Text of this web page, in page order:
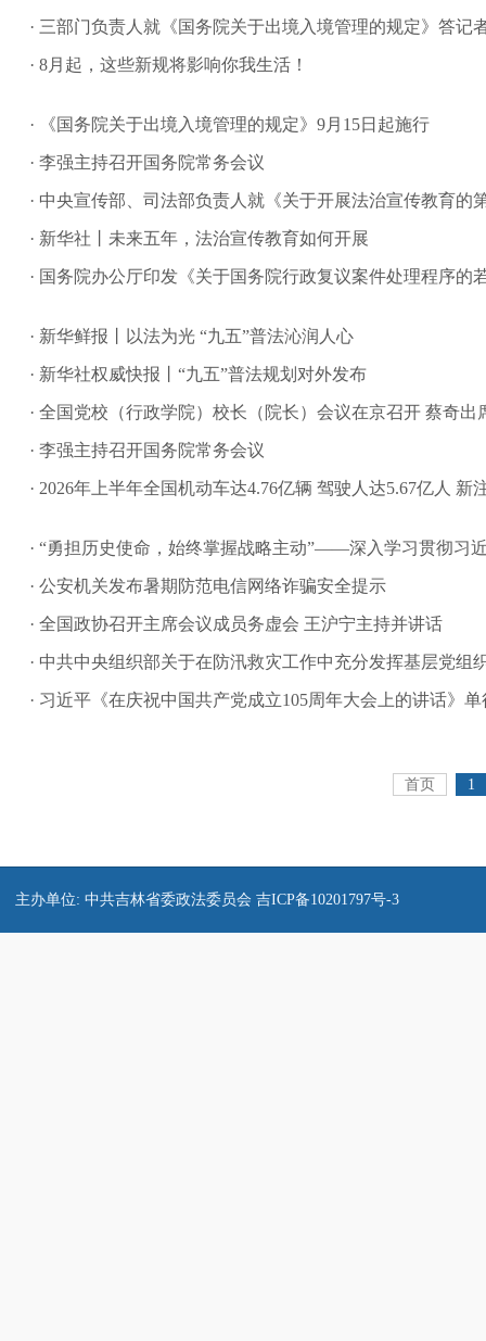
· 三部门负责人就《国务院关于出境入境管理的规定》答记
· 8月起，这些新规将影响你我生活！
· 《国务院关于出境入境管理的规定》9月15日起施行
· 李强主持召开国务院常务会议
· 中央宣传部、司法部负责人就《关于开展法治宣传教育的
· 新华社丨未来五年，法治宣传教育如何开展
· 国务院办公厅印发《关于国务院行政复议案件处理程序的
· 新华鲜报丨以法为光 “九五”普法沁润人心
· 新华社权威快报丨“九五”普法规划对外发布
· 全国党校（行政学院）校长（院长）会议在京召开 蔡奇出
· 李强主持召开国务院常务会议
· 2026年上半年全国机动车达4.76亿辆 驾驶人达5.67亿人 新
· “勇担历史使命，始终掌握战略主动”——深入学习贯彻习
· 公安机关发布暑期防范电信网络诈骗安全提示
· 全国政协召开主席会议成员务虚会 王沪宁主持并讲话
· 中共中央组织部关于在防汛救灾工作中充分发挥基层党组
· 习近平《在庆祝中国共产党成立105周年大会上的讲话》
首页 1
主办单位: 中共吉林省委政法委员会 吉ICP备10201797号-3